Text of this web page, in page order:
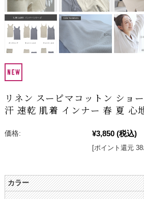
リネン スーピマコットン ショ
汗 速乾 肌着 インナー 春 夏 心
価格: ¥3,850 (税込)
[ポイント還元
カラー